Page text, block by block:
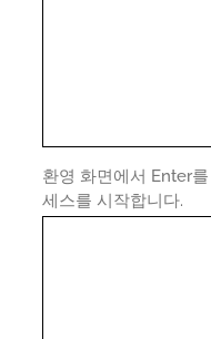
환영 화면에서 Enter
세스를 시작합니다.